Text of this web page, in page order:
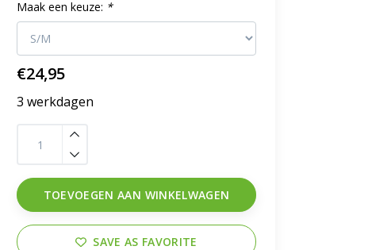
Maak een keuze: *
€24,95
3 werkdagen
TOEVOEGEN AAN WINKELWAGEN
SAVE AS FAVORITE